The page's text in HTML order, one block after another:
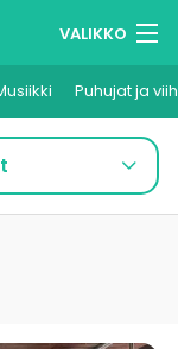
VALIKKO
Puhujat ja